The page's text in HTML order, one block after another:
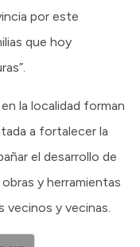
por este
que hoy
la localidad forman
a fortalecer la
el desarrollo de
y herramientas
vecinos y vecinas.